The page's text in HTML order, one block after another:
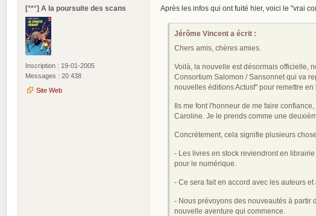
[°*°] A la poursuite des scans
Inscription : 19-01-2005
Messages : 20 438
Site Web
Après les infos qui ont fuité hier, voici le "vrai
Jérôme Vincent a écrit :
Chers amis, chères amies.
Voilà, la nouvelle est désormais officielle,
Consortium Salomon / Sansonnet qui va
nouvelles éditions Actusf" pour remettre
Ils me font l'honneur de me faire
Caroline. Je le prends comme une
Concrètement, cela signifie plusieurs
- Les livres en stock reviendront en
pour le numérique.
- Ce sera fait en accord avec les auteurs
- Nous prévoyons des nouveautés à partir
nouvelle aventure qui commence.